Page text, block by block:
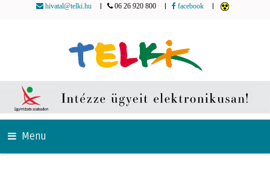
hivatal@telki.hu 06 26 920 800 facebook
Menu